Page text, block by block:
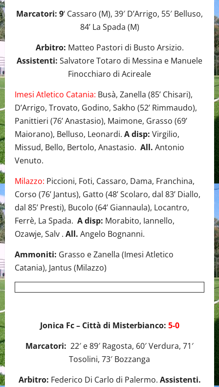
Marcatori: 9‘ Cassaro (M), 39′ D’Arrigo, 55′ Belluso,
84’ La Spada (M)
Arbitro: Matteo Pastori di Busto Arsizio.
Assistenti: Salvatore Totaro di Messina e Manuele
Finocchiaro di Acireale
Imesi Atletico Catania: Busà, Zanella (85’ Chisari),
D’Arrigo, Trovato, Godino, Sakho (52’ Rimmaudo),
Panittieri (76’ Anastasio), Maimone, Grasso (69’
Maiorano), Belluso, Leonardi. A disp: Virgilio,
Missud, Bello, Bertolo, Anastasio. All. Antonio
Venuto.
Milazzo: Piccioni, Foti, Cassaro, Dama, Franchina,
Corso (76’ Jantus), Gatto (48’ Scolaro, dal 83’ Diallo,
dal 85’ Presti), Bucolo (64’ Giannaula), Locantro,
Ferrè, La Spada. A disp: Morabito, Iannello,
Ozawje, Salv . All. Angelo Bognanni.
Ammoniti: Grasso e Zanella (Imesi Atletico
Catania), Jantus (Milazzo)
Jonica Fc – Città di Misterbianco: 5-0
Marcatori: 22′ e 89′ Ragosta, 60′ Verdura, 71′
Tosolini, 73′ Bozzanga
Arbitro: Federico Di Carlo di Palermo. Assistenti.